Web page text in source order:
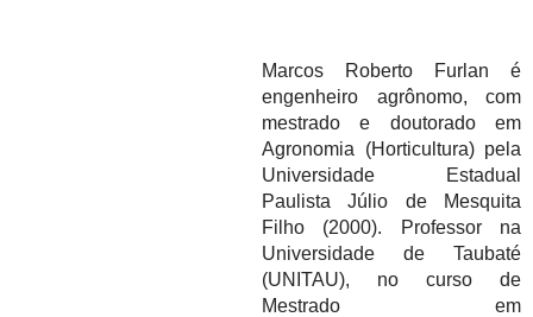
Marcos Roberto Furlan é
engenheiro agrônomo, com
mestrado e doutorado em
Agronomia (Horticultura) pela
Universidade Estadual
Paulista Júlio de Mesquita
Filho (2000). Professor na
Universidade de Taubaté
(UNITAU), no curso de
Mestrado em